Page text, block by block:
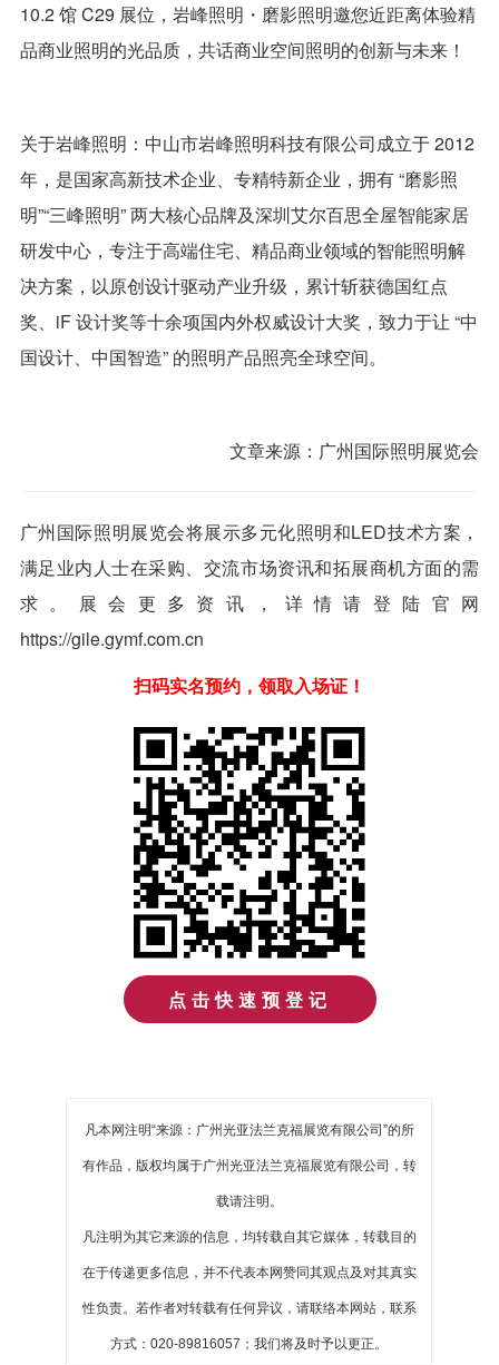
10.2 馆 C29 展位，岩峰照明・磨影照明邀您近距离体验精
品商业照明的光品质，共话商业空间照明的创新与未来！
关于岩峰照明：中山市岩峰照明科技有限公司成立于 2012
年，是国家高新技术企业、专精特新企业，拥有 “磨影照
明”“三峰照明” 两大核心品牌及深圳艾尔百思全屋智能家居
研发中心，专注于高端住宅、精品商业领域的智能照明解
决方案，以原创设计驱动产业升级，累计斩获德国红点
奖、iF 设计奖等十余项国内外权威设计大奖，致力于让 “中
国设计、中国智造” 的照明产品照亮全球空间。
文章来源：广州国际照明展览会
广州国际照明展览会将展示多元化照明和LED技术方案，
满足业内人士在采购、交流市场资讯和拓展商机方面的需
求。展会更多资讯，详情请登陆官网
https://gile.gymf.com.cn
扫码实名预约，领取入场证！
点击快速预登记
凡本网注明“来源：广州光亚法兰克福展览有限公司”的所
有作品，版权均属于广州光亚法兰克福展览有限公司，转
载请注明。
凡注明为其它来源的信息，均转载自其它媒体，转载目的
在于传递更多信息，并不代表本网赞同其观点及对其真实
性负责。若作者对转载有任何异议，请联络本网站，联系
方式：020-89816057；我们将及时予以更正。